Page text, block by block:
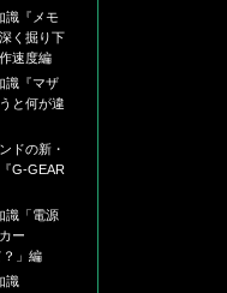
識『メモ
く掘り下
速度編
識『マザ
と何が違
ドの新・
G-GEAR
識「電源
ー
？」編
識